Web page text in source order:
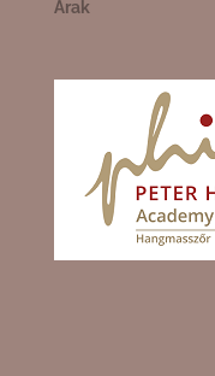
Árak